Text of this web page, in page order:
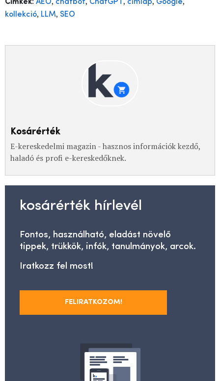
Címkék: AEO chatbot ChatGPT címlap Google
kollekció, LLM, SEO
Kosárérték
E-kereskedelmi magazin - hasznos információk kezdő,
haladó és profi e-kereskedőknek.
kosárérték hírlevél
Fontos, használható, eladást növelő
tippek, trükkök, infók, tanulmányok, arcok.
Iratkozz fel most!
FELIRATKOZOM!